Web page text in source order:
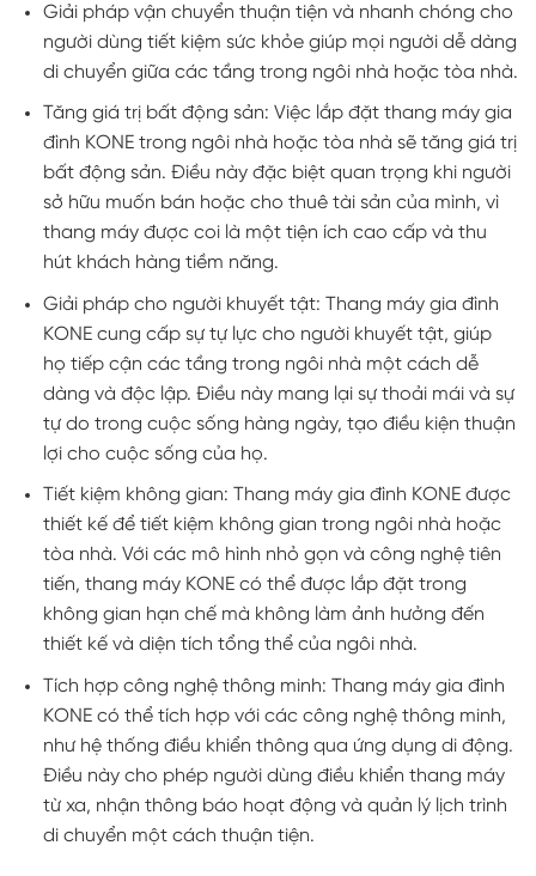
Giải pháp vận chuyển thuận tiện và nhanh chóng cho
người dùng tiết kiệm sức khỏe giúp mọi người dễ dàng
di chuyển giữa các tầng trong ngôi nhà hoặc tòa nhà.
Tăng giá trị bất động sản: Việc lắp đặt thang máy gia
đình KONE trong ngôi nhà hoặc tòa nhà sẽ tăng giá trị
bất động sản. Điều này đặc biệt quan trọng khi người
sở hữu muốn bán hoặc cho thuê tài sản của mình, vì
thang máy được coi là một tiện ích cao cấp và thu
hút khách hàng tiềm năng.
Giải pháp cho người khuyết tật: Thang máy gia đình
KONE cung cấp sự tự lực cho người khuyết tật, giúp
họ tiếp cận các tầng trong ngôi nhà một cách dễ
dàng và độc lập. Điều này mang lại sự thoải mái và sự
tự do trong cuộc sống hàng ngày, tạo điều kiện thuận
lợi cho cuộc sống của họ.
Tiết kiệm không gian: Thang máy gia đình KONE được
thiết kế để tiết kiệm không gian trong ngôi nhà hoặc
tòa nhà. Với các mô hình nhỏ gọn và công nghệ tiên
tiến, thang máy KONE có thể được lắp đặt trong
không gian hạn chế mà không làm ảnh hưởng đến
thiết kế và diện tích tổng thể của ngôi nhà.
Tích hợp công nghệ thông minh: Thang máy gia đình
KONE có thể tích hợp với các công nghệ thông minh,
như hệ thống điều khiển thông qua ứng dụng di động.
Điều này cho phép người dùng điều khiển thang máy
từ xa, nhận thông báo hoạt động và quản lý lịch trình
di chuyển một cách thuận tiện.